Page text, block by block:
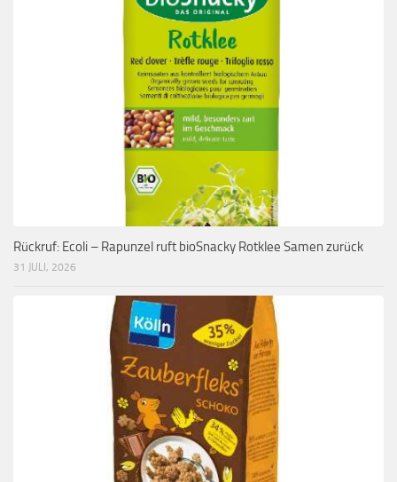
Rückruf: Ecoli – Rapunzel ruft bioSnacky Rotklee Samen zurück
31 JULI, 2026